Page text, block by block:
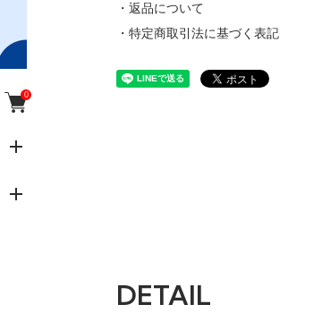
0
・返品について
・特定商取引法に基づく表記
DETAIL